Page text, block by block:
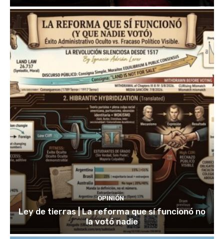
OPINIÓN
Ley de tierras | La reforma que sí funcionó no
la votó nadie